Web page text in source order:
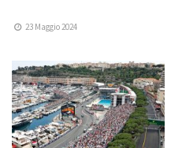
23 Maggio 2024